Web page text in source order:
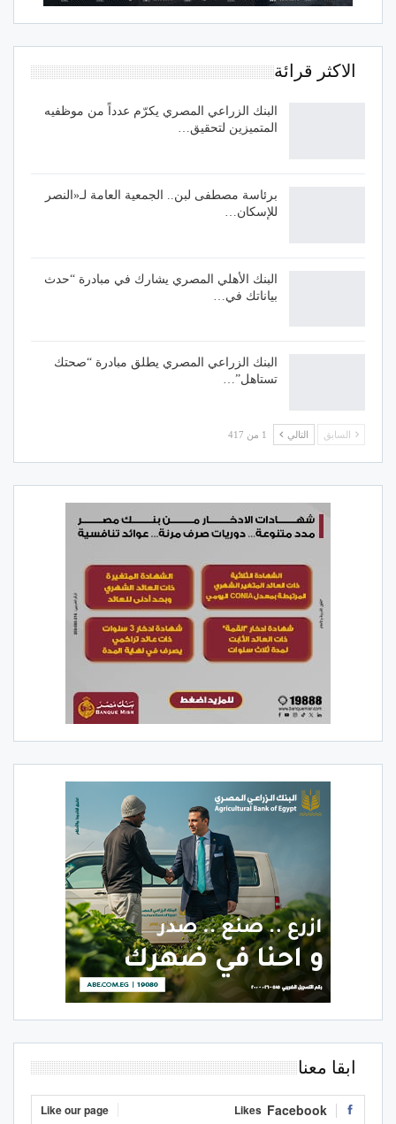
الاكثر قرائة
البنك الزراعي المصري يكرّم عدداً من موظفيه
المتميزين لتحقيق…
برئاسة مصطفى لبن.. الجمعية العامة لـ«النصر
للإسكان…
البنك الأهلي المصري يشارك في مبادرة “حدث
بياناتك في…
البنك الزراعي المصري يطلق مبادرة “صحتك
تستاهل”…
السابق التالي 1 من 417
ابقا معنا
Facebook
Likes
Like our page